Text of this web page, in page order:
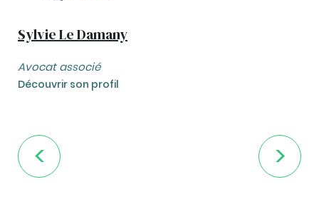
Sylvie Le Damany
Avocat associé
Découvrir son profil